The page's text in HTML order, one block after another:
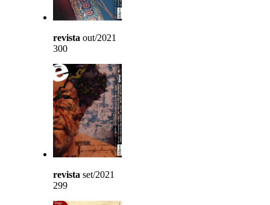
revista out/2021
300
revista set/2021
299